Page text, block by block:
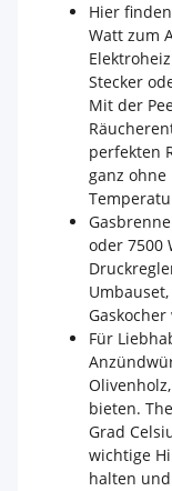
Hier
Watt zum
Stecker
Mit der
perfekten
ganz
oder 7500
Für
bieten.
Grad
wichtige
halten